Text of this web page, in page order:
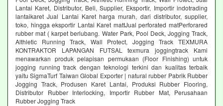
Lantai Karet, Distributor, Beli, Supplier, Eksportir, Importir indotrading
lantaikaret Jual Lantai Karet harga murah, dari distributor, supplier,
toko, hingga eksportir Lantai Karet mattJual perforated matPerforared
rubber mat ( karpet berlubang. Water Park, Pool Deck, Jogging Track,
Althletic Running Track, Wall Protect, Jogging Track TEXMURA
KONTRAKTOR LAPANGAN FUTSAL texmura joggingtrack Kami
menawarkan produk pelapisan permukaan (Floor Finishing) untuk
jogging running track dengan teknologi terkini dan kualitas terbaik
yaitu SigmaTurf Taiwan Global Exporter | natural rubber Pabrik Rubber
Jogging Track, Produsen Karet Lantai, Produksi Rubber Flooring,
Distributor Rubber Interlocking, Importir Rubber Mat, Perusahaan
Rubber Jogging Track